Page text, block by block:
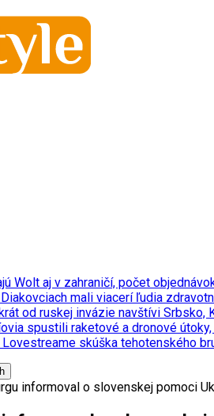
Wolt aj v zahraničí, počet
mali viacerí ľudia
od ruskej invázie navštívi Srbsko,
spustili raketové a dronové
Lovestreame skúška tehotenského
informoval o slovenskej pomoci